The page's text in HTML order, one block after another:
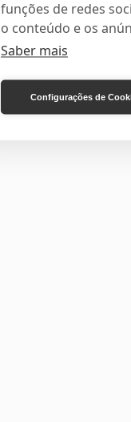
funções de redes
o conteúdo e os
Saber mais
Configurações de